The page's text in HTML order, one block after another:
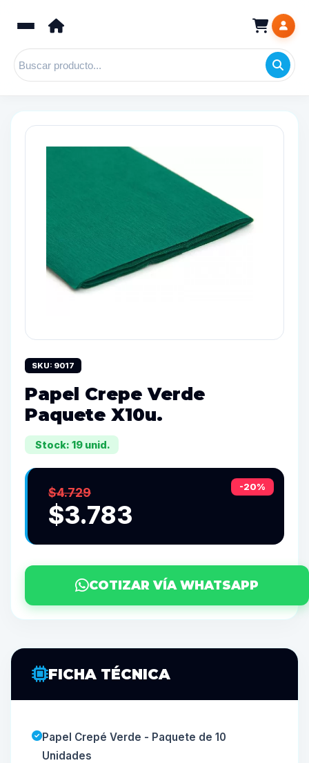
SKU: 9017
Papel Crepe Verde
Paquete X10u.
Stock: 19 unid.
-20%
$4.729
$3.783
COTIZAR VÍA WHATSAPP
FICHA TÉCNICA
Papel Crepé Verde - Paquete de 10
Unidades